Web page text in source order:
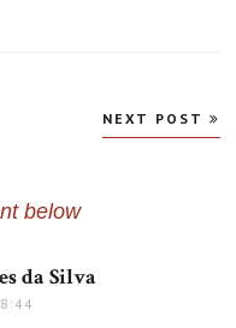
NEXT POST
below
da Silva